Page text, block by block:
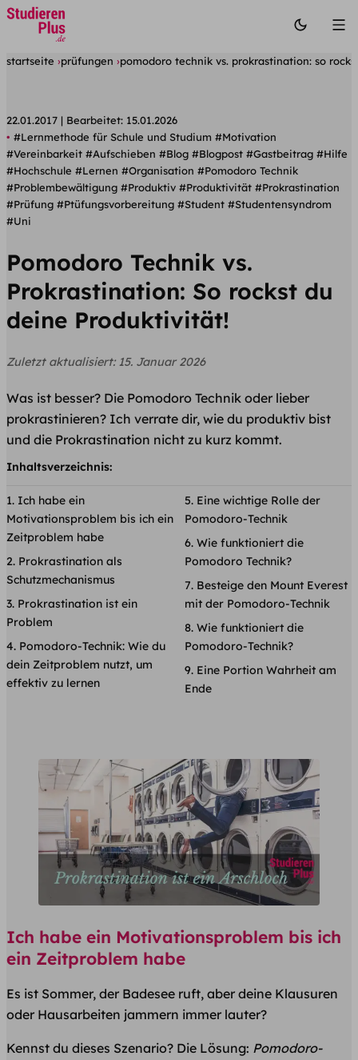
startseite prüfungen pomodoro technik vs. prokrastination: so
22.01.2017 Bearbeitet: 15.01.2026
#Lernmethode für Schule und Studium #Motivation
#Vereinbarkeit #Aufschieben #Blog #Blogpost #Gastbeitrag #Hilfe
#Hochschule #Lernen #Organisation #Pomodoro Technik
#Problembewältigung #Produktiv #Produktivität #Prokrastination
#Prüfung #Ptüfungsvorbereitung #Student #Studentensyndrom
#Uni
Pomodoro Technik vs.
Prokrastination: So rockst du
deine Produktivität!
Zuletzt aktualisiert: 15. Januar 2026
Was ist besser? Die Pomodoro Technik oder lieber
prokrastinieren? Ich verrate dir, wie du produktiv bist
und die Prokrastination nicht zu kurz kommt.
Inhaltsverzeichnis:
Ich habe ein
Motivationsproblem bis ich ein
Zeitproblem habe
Prokrastination als
Schutzmechanismus
Prokrastination ist ein
Problem
Pomodoro-Technik: Wie du
dein Zeitproblem nutzt, um
effektiv zu lernen
Eine wichtige Rolle der
Pomodoro-Technik
Wie funktioniert die
Pomodoro Technik?
Besteige den Mount Everest
mit der Pomodoro-Technik
Wie funktioniert die
Pomodoro-Technik?
Eine Portion Wahrheit am
Ende
Ich habe ein Motivationsproblem bis ich
ein Zeitproblem habe
Es ist Sommer, der Badesee ruft, aber deine Klausuren
oder Hausarbeiten jammern immer lauter?
Kennst du dieses Szenario? Die Lösung: Pomodoro-